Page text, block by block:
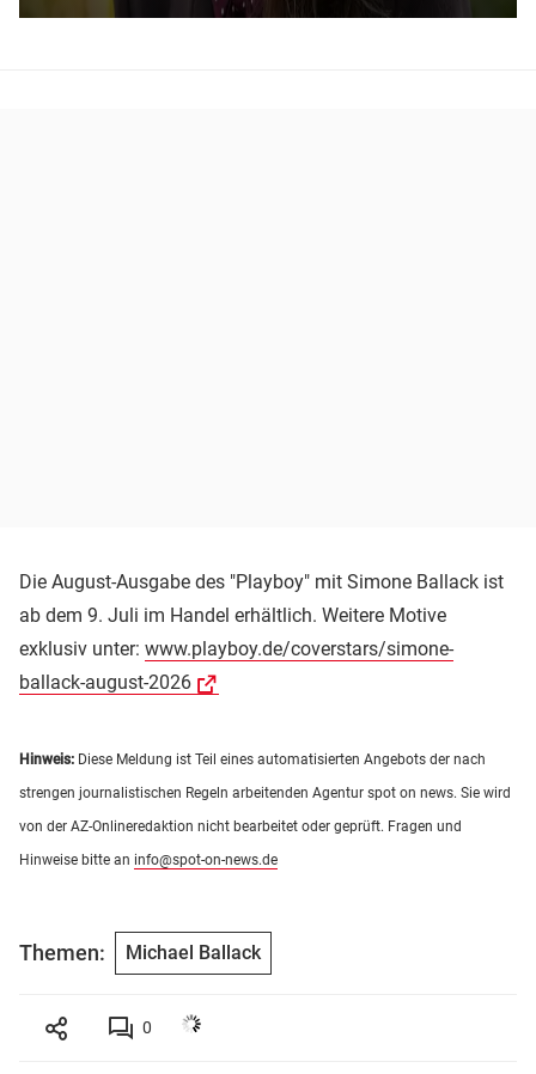
Die August-Ausgabe des "Playboy" mit Simone Ballack ist
ab dem 9. Juli im Handel erhältlich. Weitere Motive
exklusiv unter: www.playboy.de/coverstars/simone-
ballack-august-2026
Hinweis: Diese Meldung ist Teil eines automatisierten Angebots der nach
strengen journalistischen Regeln arbeitenden Agentur spot on news. Sie wird
von der AZ-Onlineredaktion nicht bearbeitet oder geprüft. Fragen und
Hinweise bitte an info@spot-on-news.de
Themen: Michael Ballack
0